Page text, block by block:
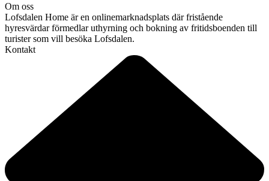
Om oss
Lofsdalen Home är en onlinemarknadsplats där fristående
hyresvärdar förmedlar uthyrning och bokning av fritidsboenden till
turister som vill besöka Lofsdalen.
Kontakt